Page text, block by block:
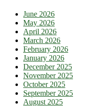
June 2026
May 2026
April 2026
March 2026
February 2026
January 2026
December 2025
November 2025
October 2025
September 2025
August 2025